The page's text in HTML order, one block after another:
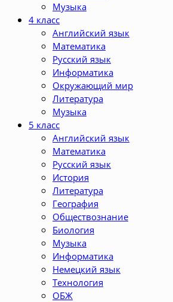
Музыка
4 класс
Английский язык
Математика
Русский язык
Информатика
Окружающий мир
Литература
Музыка
5 класс
Английский язык
Математика
Русский язык
История
Литература
География
Обществознание
Биология
Музыка
Информатика
Немецкий язык
Технология
ОБЖ